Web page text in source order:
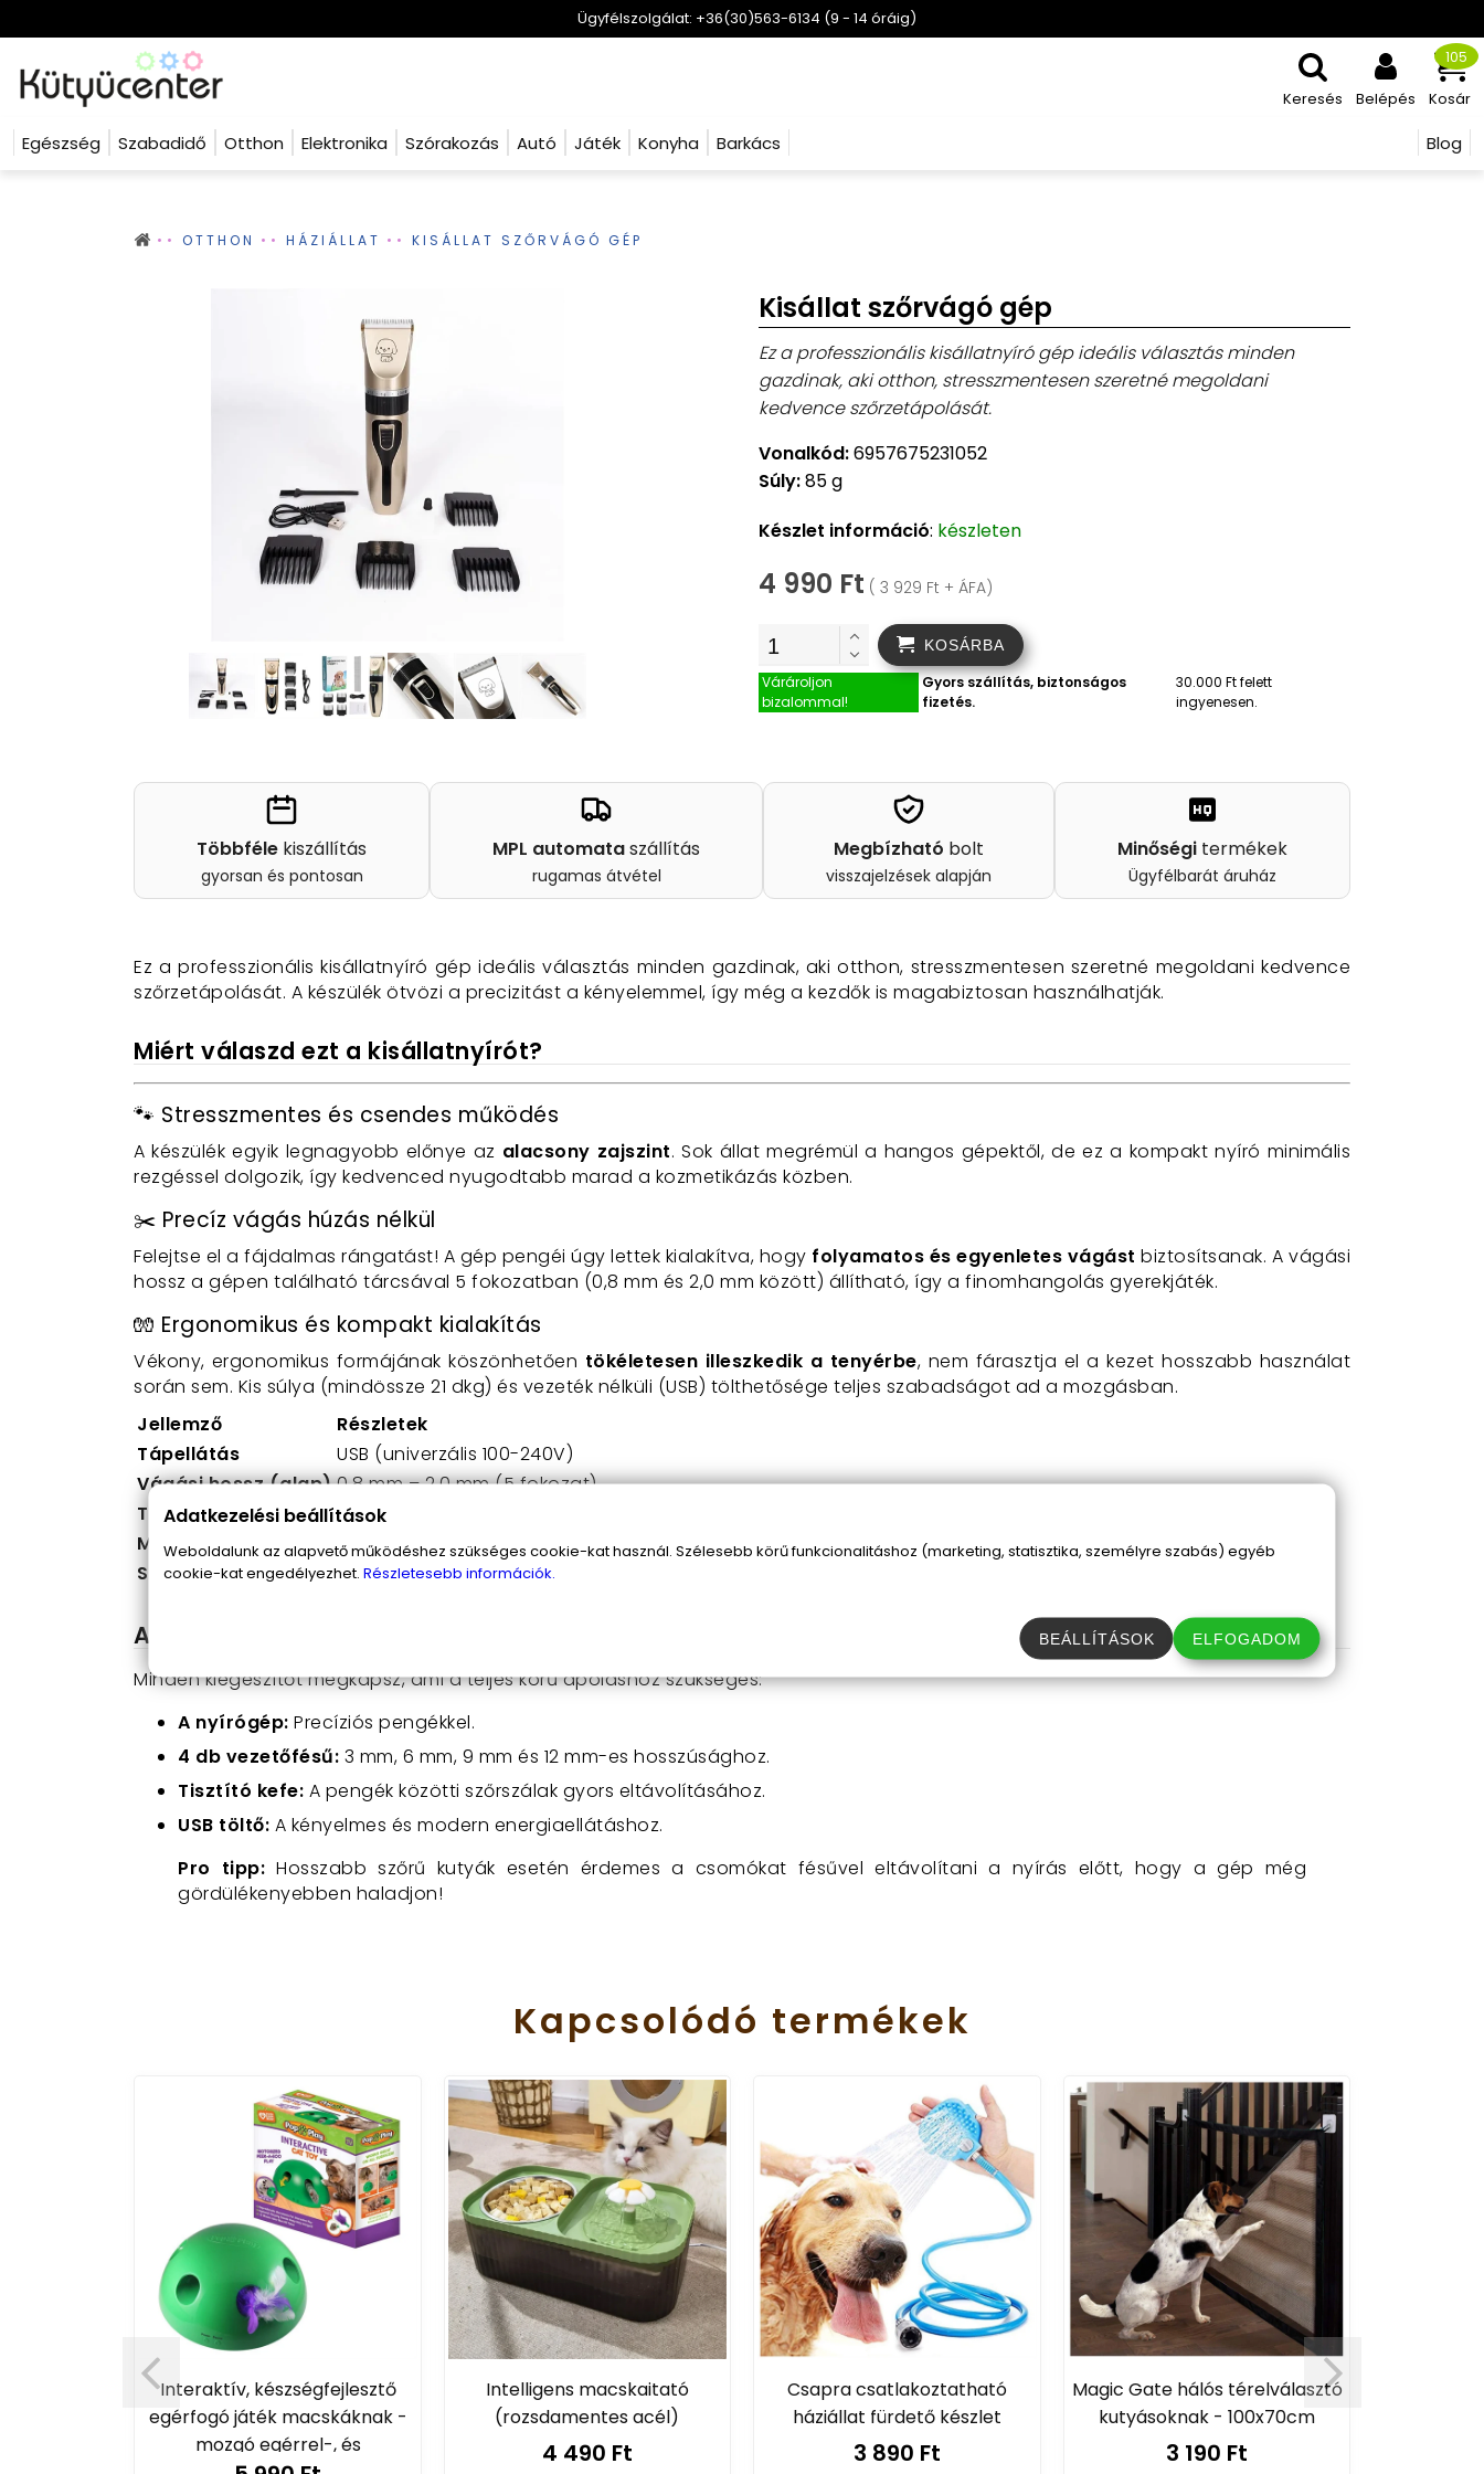
Ügyfélszolgálat: +36(30)563-6134 (9 - 14 óráig)
Keresés Belépés Kosár
105
Blog
Egészség Szabadidő Otthon Elektronika Szórakozás Autó Játék Konyha Barkács
OTTHON HÁZIÁLLAT KISÁLLAT SZŐRVÁGÓ GÉP
Kisállat szőrvágó gép
Ez a professzionális kisállatnyíró gép ideális választás minden
gazdinak, aki otthon, stresszmentesen szeretné megoldani
kedvence szőrzetápolását.
Vonalkód:6957675231052
Súly:85 g
Készlet információ: készleten
4 990 Ft ( 3 929 Ft + ÁFA)
KOSÁRBA
Várároljon
bizalommal!
Gyors szállítás, biztonságos
fizetés.
30.000 Ft felett
ingyenesen.
Többféle kiszállítás
gyorsan és pontosan
MPL automataszállítás
rugamas átvétel
Megbízható bolt
visszajelzések alapján
Minőségi termékek
Ügyfélbarát áruház
Ez a professzionális kisállatnyíró gép ideális választás minden gazdinak, aki otthon, stresszmentesen szeretné megoldani kedvence
szőrzetápolását. A készülék ötvözi a precizitást a kényelemmel, így még a kezdők is magabiztosan használhatják.
Miért válaszd ezt a kisállatnyírót?
🐾 Stresszmentes és csendes működés
A készülék egyik legnagyobb előnye az alacsony zajszint. Sok állat megrémül a hangos gépektől, de ez a kompakt nyíró minimális
rezgéssel dolgozik, így kedvenced nyugodtabb marad a kozmetikázás közben.
✂️ Precíz vágás húzás nélkül
Felejtse el a fájdalmas rángatást! A gép pengéi úgy lettek kialakítva, hogy folyamatos és egyenletes vágást biztosítsanak. A vágási
hossz a gépen található tárcsával 5 fokozatban (0,8 mm és 2,0 mm között) állítható, így a finomhangolás gyerekjáték.
🧤 Ergonomikus és kompakt kialakítás
Vékony, ergonomikus formájának köszönhetően tökéletesen illeszkedik a tenyérbe, nem fárasztja el a kezet hosszabb használat
során sem. Kis súlya (mindössze 21 dkg) és vezeték nélküli (USB) tölthetősége teljes szabadságot ad a mozgásban.
Jellemző
Részletek
Tápellátás
USB (univerzális 100-240V)
Vágási hossz (alap)0,8 mm – 2,0 mm (5 fokozat)
Töltési idő
4-6 óra
Méretek
4,5 x 17 x 3,5 cm
Súly
0,217 kg (könnyű kivitel)
A kisállat szőrnyíró csomag tartalma
Minden kiegészítőt megkapsz,ami a teljes körű ápoláshoz szükséges:
A nyírógép: Precíziós pengékkel.
4 db vezetőfésű: 3 mm, 6 mm, 9 mm és 12 mm-es hosszúsághoz.
Tisztító kefe: A pengék közötti szőrszálak gyors eltávolításához.
USB töltő: A kényelmes és modern energiaellátáshoz.
Pro tipp: Hosszabb szőrű kutyák esetén érdemes a csomókat fésűvel eltávolítani a nyírás előtt, hogy a gép még
gördülékenyebben haladjon!
Kapcsolódó termékek
Interaktív, készségfejlesztő
egérfogó játék macskáknak -
mozgó egérrel-, és
Intelligens macskaitató
(rozsdamentes acél)
4 490 Ft
Csapra csatlakoztatható
háziállat fürdető készlet
3 890 Ft
Magic Gate hálós térelválasztó
kutyásoknak - 100x70cm
3 190 Ft
Adatkezelési beállítások
Weboldalunk az alapvető működéshez szükséges cookie-kat használ. Szélesebb körű funkcionalitáshoz (marketing, statisztika, személyre szabás) egyéb
cookie-kat engedélyezhet. Részletesebb információk.
BEÁLLÍTÁSOK ELFOGADOM